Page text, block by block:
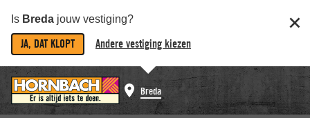
Is Breda jouw vestiging?
JA, DAT KLOPT Andere vestiging kiezen
Breda